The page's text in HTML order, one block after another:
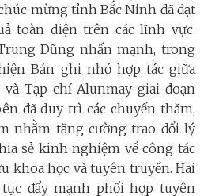
mừng tỉnh Bắc Ninh đã đạt
toàn diện trên các lĩnh vực.
Dũng nhấn mạnh, trong
Bản ghi nhớ hợp tác giữa
và Tạp chí Alunmay giai đoạn
đã duy trì các chuyến thăm,
nhằm tăng cường trao đổi lý
sẻ kinh nghiệm về công tác
khoa học và tuyên truyền. Hai
đẩy mạnh phối hợp tuyên